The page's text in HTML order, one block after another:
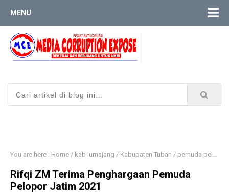
MENU
You are here : Home / kab lumajang / Kabupaten Tuban / pemuda pelopor
Rifqi ZM Terima Penghargaan Pemuda
Pelopor Jatim 2021